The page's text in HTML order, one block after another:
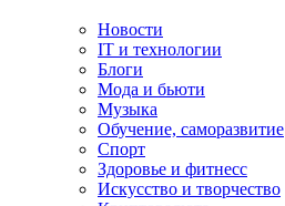
Новости
IT и технологии
Блоги
Мода и бьюти
Музыка
Обучение, саморазвитие
Спорт
Здоровье и фитнесс
Искусство и творчество